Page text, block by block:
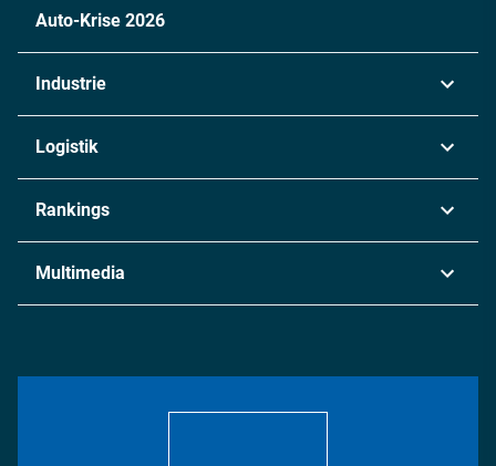
Auto-Krise 2026
Industrie
Chemie
Metall
Energie
Logistik
Rankings
Multimedia